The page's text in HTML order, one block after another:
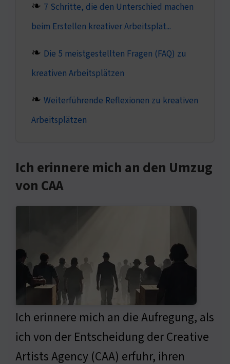
7 Schritte, die den Unterschied machen
beim Erstellen kreativer Arbeitsplät...
Die 5 meistgestellten Fragen (FAQ) zu
kreativen Arbeitsplätzen
Weiterführende Reflexionen zu kreativen
Arbeitsplätzen
Ich erinnere mich an den Umzug
von CAA
Ich erinnere mich an die Aufregung, als
ich von der Entscheidung der Creative
Artists Agency (CAA) erfuhr, ihren